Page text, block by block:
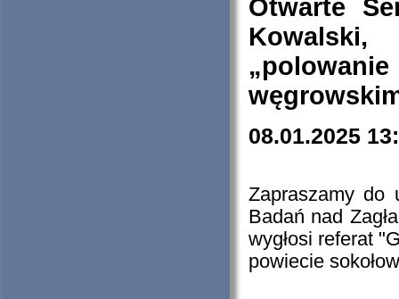
Otwarte
08.01.2025
Zapraszamy do
Badań nad
wygłosi referat
powiecie